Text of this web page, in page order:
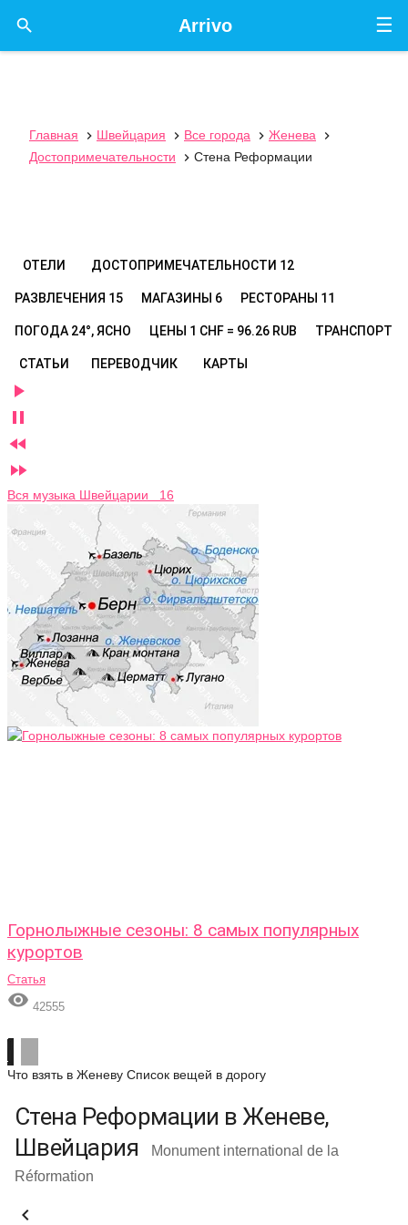
☰
Arrivo

Главная  Швейцария  Все города  Женева

Достопримечательности
 Стена Реформации
ОТЕЛИ ДОСТОПРИМЕЧАТЕЛЬНОСТИ 12
РАЗВЛЕЧЕНИЯ 15 МАГАЗИНЫ 6 РЕСТОРАНЫ 11
ПОГОДА 24°, ЯСНО ЦЕНЫ 1 CHF = 96.26 RUB ТРАНСПОРТ
СТАТЬИ ПЕРЕВОДЧИК КАРТЫ




Вся музыка Швейцарии 16
Горнолыжные сезоны: 8 самых популярных
курортов
Статья
 42555
Что взять в Женеву Список вещей в дорогу
Стена Реформации в Женеве,
Швейцария
Monument international de la
Réformation
